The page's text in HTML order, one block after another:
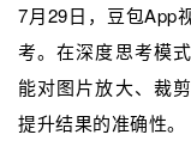
7月29日，豆包App
考。在深度思考模
能对图片放大、裁
提升结果的准确性。